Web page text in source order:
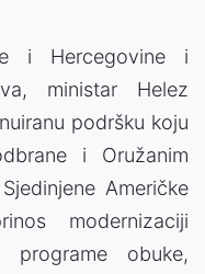
i Hercegovine i
ministar Helez
podršku koju
i Oružanim
Američke
modernizaciji
obuke,